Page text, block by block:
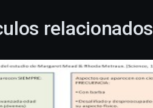
relacionados